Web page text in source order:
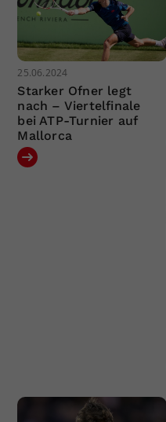
25.06.2024
Starker Ofner legt
nach – Viertelfinale
bei ATP-Turnier auf
Mallorca